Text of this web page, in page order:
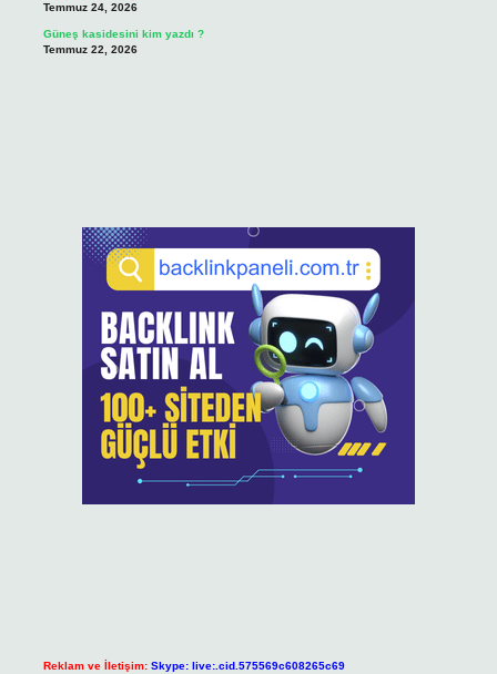
Temmuz 24, 2026
Güneş kasidesini kim yazdı ?
Temmuz 22, 2026
Reklam ve İletişim: Skype: live:.cid.575569c608265c69